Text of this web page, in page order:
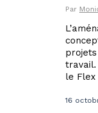
Par
travail.
le Flex
16